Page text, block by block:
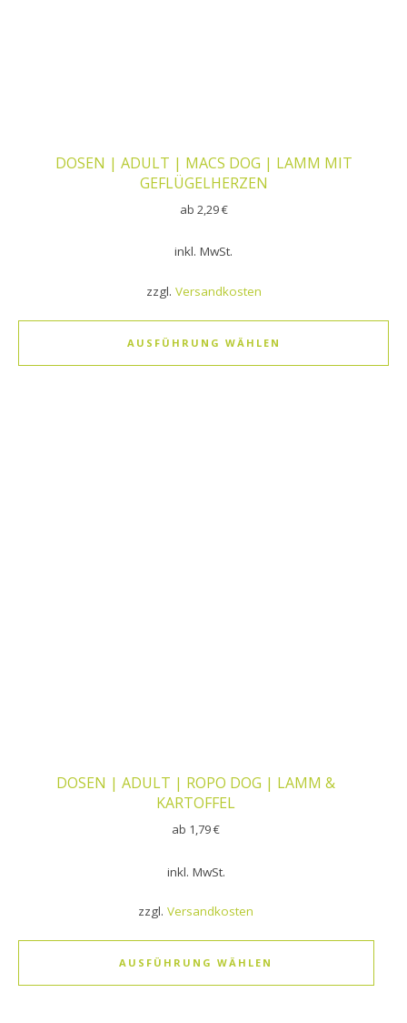
DOSEN | ADULT | MACS DOG | LAMM MIT
GEFLÜGELHERZEN
ab 2,29€
inkl. MwSt.
zzgl. Versandkosten
AUSFÜHRUNG WÄHLEN
DOSEN | ADULT | ROPO DOG | LAMM &
KARTOFFEL
ab 1,79€
inkl. MwSt.
zzgl.Versandkosten
AUSFÜHRUNG WÄHLEN